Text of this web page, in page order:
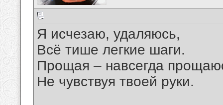
Я исчезаю, удаляюсь,
Всё тише легкие шаги.
Прощая – навсегда
Не чувствуя твоей руки.